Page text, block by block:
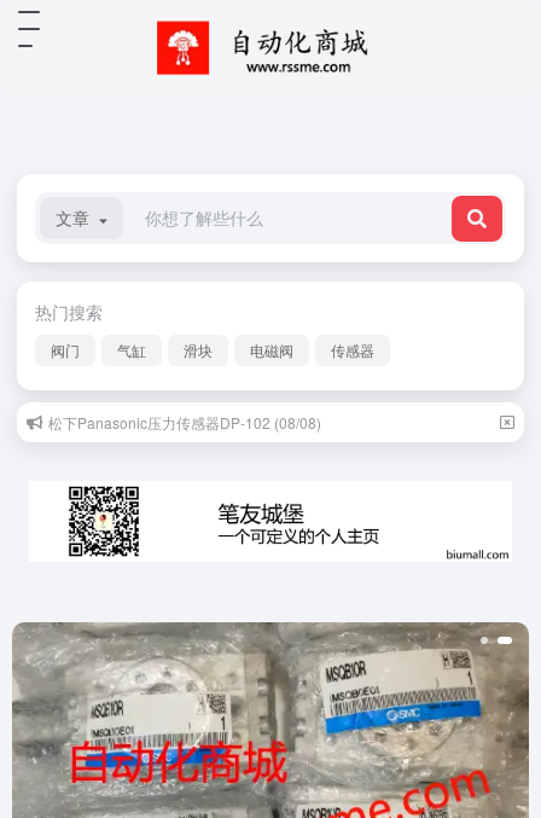
文章
热门搜索
阀门 气缸 滑块 电磁阀 传感器
松下Panasonic压力传感器DP-102 (08/08)